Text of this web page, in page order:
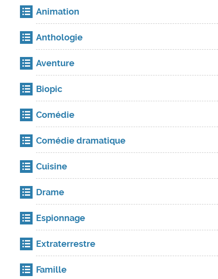
Animation
Anthologie
Aventure
Biopic
Comédie
Comédie dramatique
Cuisine
Drame
Espionnage
Extraterrestre
Famille